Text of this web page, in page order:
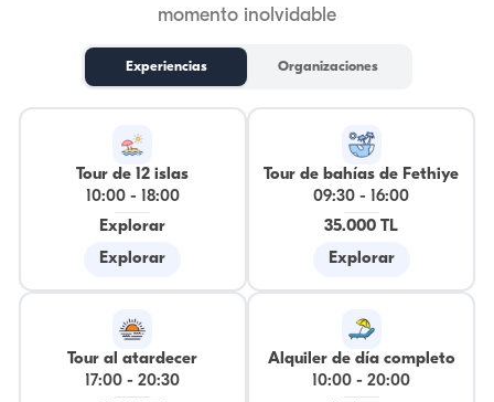
momento inolvidable
Experiencias Organizaciones
Tour de 12 islas
10:00-
18:00
Explorar
Explorar
Tour de bahías de Fethiye
09:30 -
16:00
35.000 TL
Explorar
Tour al atardecer
17:00 -20:30
Alquiler de día completo
10:00 -20:00